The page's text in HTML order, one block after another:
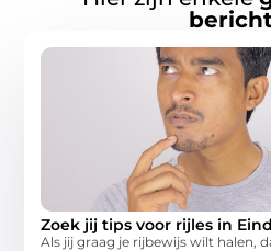
Zoek jij tips voor rijles in
Als jij graag je rijbewijs wilt halen,